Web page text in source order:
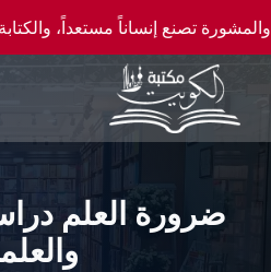
إنساناً مستعداً، والكتابة تصنع إنساناً
ضرورة العلم